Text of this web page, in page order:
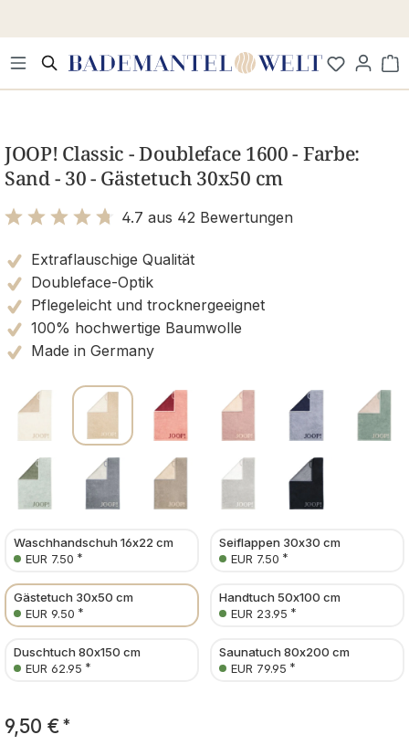
JOOP! Classic - Doubleface 1600 - Farbe:
Sand - 30 - Gästetuch 30x50 cm
4.7 aus 42 Bewertungen
Extraflauschige Qualität
Doubleface-Optik
Pflegeleicht und trocknergeeignet
100% hochwertige Baumwolle
Made in Germany
Waschhandschuh 16x22 cm
EUR 7.50 *
Seiflappen 30x30 cm
EUR 7.50 *
Gästetuch 30x50 cm
EUR 9.50 *
Handtuch 50x100 cm
EUR 23.95 *
Duschtuch 80x150 cm
EUR 62.95 *
Saunatuch 80x200 cm
EUR 79.95 *
9,50 € *